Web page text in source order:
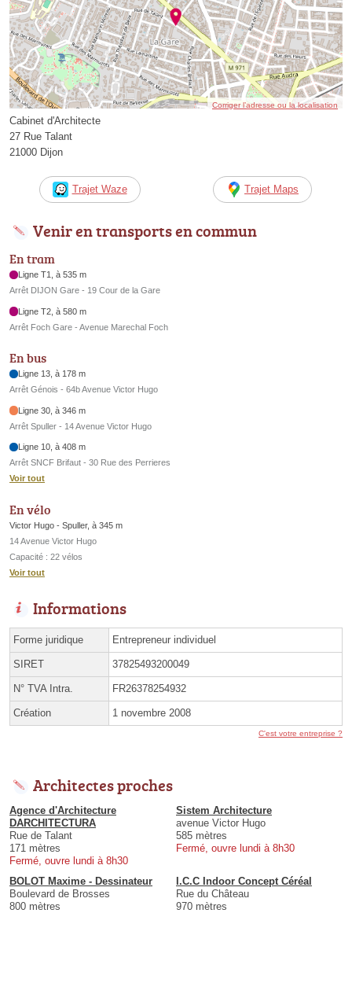
Corriger l’adresse ou la localisation
Cabinet d'Architecte
27 Rue Talant
21000 Dijon
Trajet Waze Trajet Maps
Venir en transports en commun
En tram
Ligne T1, à 535 m
Arrêt DIJON Gare - 19 Cour de la Gare
Ligne T2, à 580 m
Arrêt Foch Gare - Avenue Marechal Foch
En bus
Ligne 13, à 178 m
Arrêt Génois - 64b Avenue Victor Hugo
Ligne 30, à 346 m
Arrêt Spuller - 14 Avenue Victor Hugo
Ligne 10, à 408 m
Arrêt SNCF Brifaut - 30 Rue des Perrieres
Voir tout
En vélo
Victor Hugo - Spuller, à 345 m
14 Avenue Victor Hugo
Capacité : 22 vélos
Voir tout
Informations
Forme juridique Entrepreneur individuel
SIRET 37825493200049
N° TVA Intra. FR26378254932
Création 1 novembre 2008
C'est votre entreprise ?
Architectes proches
Agence d'Architecture
DARCHITECTURA
Rue de Talant
171 mètres
Fermé, ouvre lundi à 8h30
Sistem Architecture
avenue Victor Hugo
585 mètres
Fermé, ouvre lundi à 8h30
BOLOT Maxime - Dessinateur
Boulevard de Brosses
800 mètres
I.C.C Indoor Concept Céréal
Rue du Château
970 mètres